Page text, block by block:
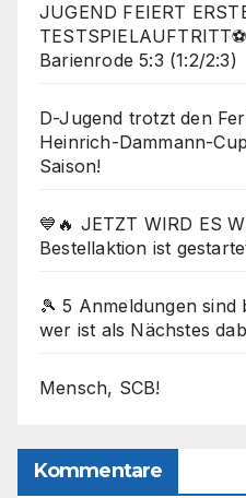
JUGEND FEIERT
Barienrode 5:3 (1:2/2:3)
D-Jugend trotzt den
Heinrich-Dammann-
Saison!
💙🔥 JETZT WIRD ES
Bestellaktion ist
🎾 5 Anmeldungen sind
wer ist als Nächstes
Mensch, SCB!
Kommentare